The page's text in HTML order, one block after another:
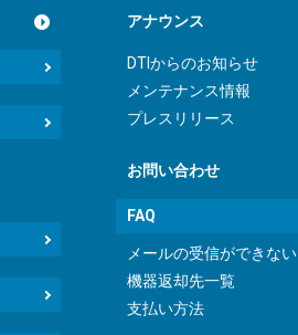
アナウンス
DTIからのお知らせ
メンテナンス情報
プレスリリース
お問い合わせ
FAQ
メールの受信ができない
機器返却先一覧
支払い方法